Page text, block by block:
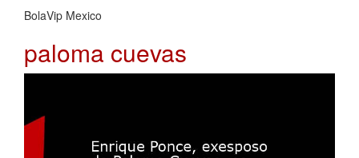
BolaVip Mexico
paloma cuevas